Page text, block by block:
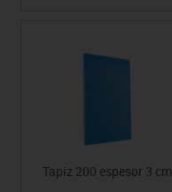
Tapiz 200 espesor 3 cm